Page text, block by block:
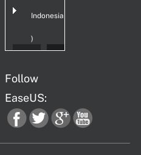
Indonesia
)
Follow
EaseUS:
fac twi goo you